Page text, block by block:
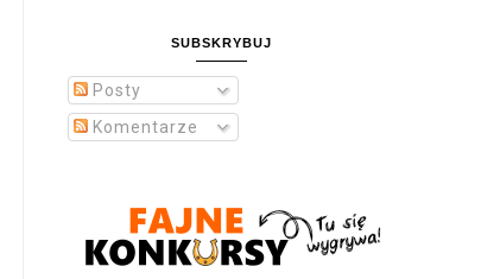
SUBSKRYBUJ
Posty
Komentarze